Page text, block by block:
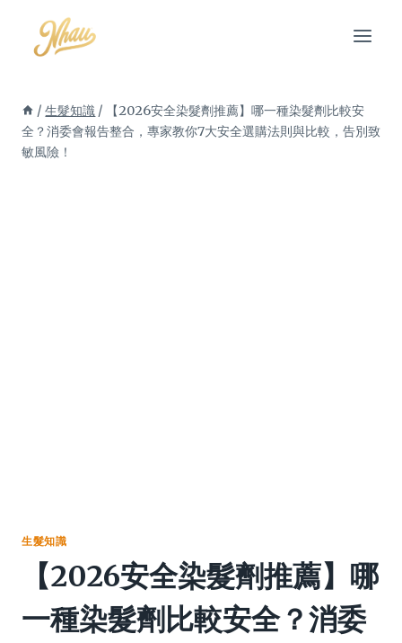
content
/ 生髮知識 /
【2026安全染髮劑推薦】哪一種染髮劑比較安
全？消委會報告整合，專家教你7大安全選購法則與比較，告別致
敏風險！
生髮知識
【2026安全染髮劑推薦】哪
一種染髮劑比較安全？消委